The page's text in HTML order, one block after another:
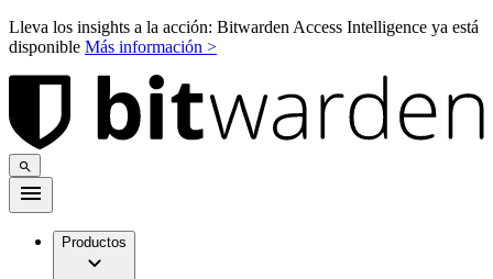
Lleva los insights a la acción: Bitwarden Access Intelligence ya está
disponible Más información >
Productos